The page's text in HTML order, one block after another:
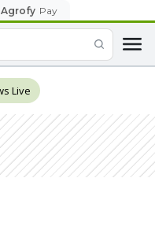
Agrofy Pay
Live